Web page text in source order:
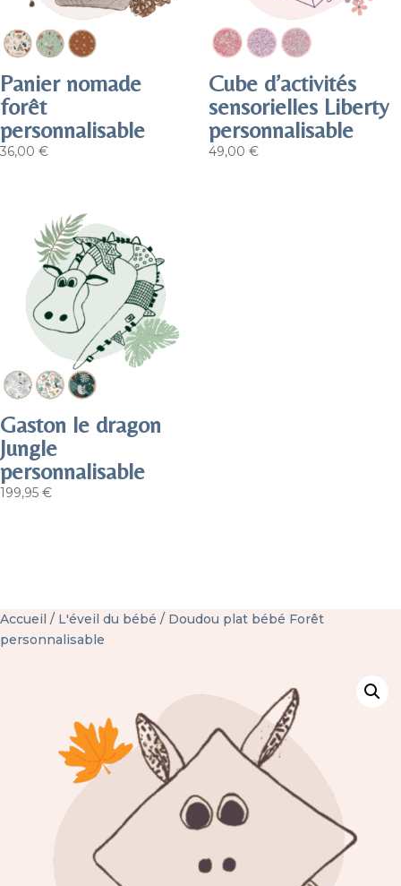
Panier nomade
forêt
personnalisable
36,00 €
Cube d’activités
sensorielles Liberty
personnalisable
49,00 €
Gaston le dragon
Jungle
personnalisable
199,95 €
Accueil / L'éveil du bébé / Doudou plat bébé Forêt
personnalisable